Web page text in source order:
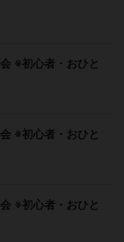
※初心者・おひと
※初心者・おひと
※初心者・おひと